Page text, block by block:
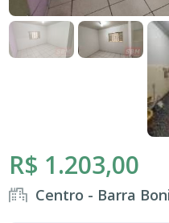
R$ 1.203,00
Centro - Barra